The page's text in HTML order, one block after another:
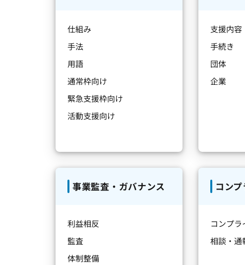
仕組み
手法
用語
通常枠向け
緊急支援枠向け
活動支援向け
支援内容
手続き
団体
企業
事業監査・ガバナンス
利益相反
監査
体制整備
コン
コンプラ
相談・通